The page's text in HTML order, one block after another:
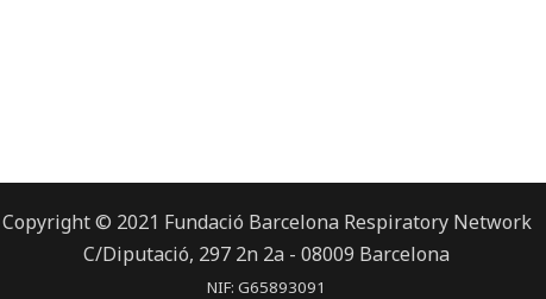
Copyright © 2021 Fundació Barcelona Respiratory Network
C/Diputació, 297 2n 2a - 08009 Barcelona
NIF: G65893091